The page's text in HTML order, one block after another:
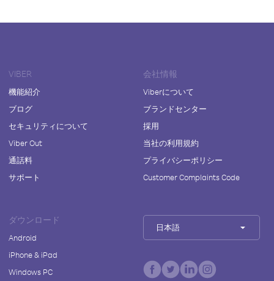
VIBER
機能紹介
ブログ
セキュリティについて
Viber Out
通話料
サポート
会社情報
Viberについて
ブランドセンター
採用
当社の利用規約
プライバシーポリシー
Customer Complaints Code
ダウンロード
Android
iPhone & iPad
Windows PC
日本語